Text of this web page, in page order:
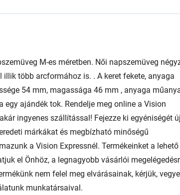
M-es méretben. Női napszemüveg
több arcformához is. . A keret fekete, anyaga
54 mm, magassága 46 mm , anyaga
egy ajándék tok. Rendelje meg online a Vision
ingyenes szállítással! Fejezze ki egyéniségét új
márkákat és megbízható minőségű
a Vision Expressnél. Termékeinket a lehető
el Önhöz, a legnagyobb vásárlói
nem felel meg elvárásainak, kérjük,
munkatársaival.